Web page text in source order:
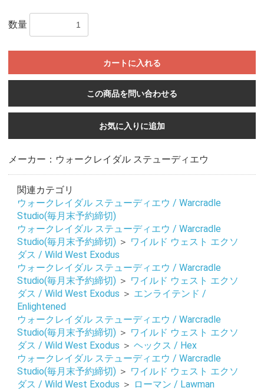
数量
カートに入れる
この商品を問い合わせる
お気に入りに追加
メーカー：ウォークレイダル ステューディエウ
関連カテゴリ
ウォークレイダル ステューディエウ / Warcradle
Studio(毎月末予約締切)
ウォークレイダル ステューディエウ / Warcradle
Studio(毎月末予約締切) ＞ ワイルド ウェスト エクソ
ダス / Wild West Exodus
ウォークレイダル ステューディエウ / Warcradle
Studio(毎月末予約締切) ＞ ワイルド ウェスト エクソ
ダス / Wild West Exodus ＞ エンライテンド /
Enlightened
ウォークレイダル ステューディエウ / Warcradle
Studio(毎月末予約締切) ＞ ワイルド ウェスト エクソ
ダス / Wild West Exodus ＞ ヘックス / Hex
ウォークレイダル ステューディエウ / Warcradle
Studio(毎月末予約締切) ＞ ワイルド ウェスト エクソ
ダス / Wild West Exodus ＞ ローマン / Lawman